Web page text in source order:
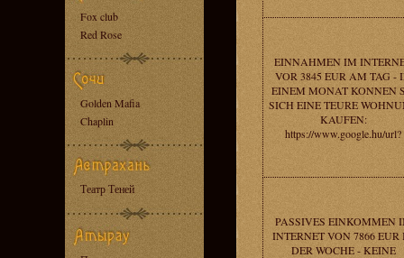
Fox club
Red Rose
Golden Mafia
Chaplin
Театр Теней
EINNAHMEN IM
VOR 3845 EUR AM TAG -
EINEM MONAT KONNEN
SICH EINE TEURE
KAUFEN:
https://www.google.hu/url?
PASSIVES EINKOMMEN
INTERNET VON 7866 EUR
DER WOCHE - KEINE